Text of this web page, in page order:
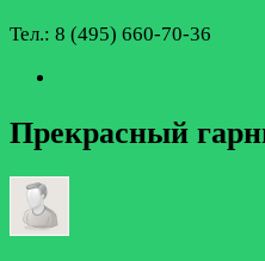
Тел.: 8 (495) 660-70-36
Прекрасный